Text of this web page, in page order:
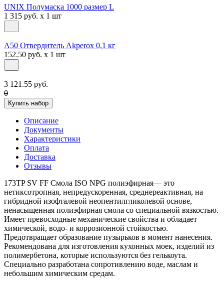
UNIX Полумаска 1000 размер L
1 315 руб. x 1 шт
A50 Отвердитель Akperox 0,1 кг
152.50 руб. x 1 шт
3 121.55 руб.
0
Купить набор
Описание
Документы
Характеристики
Оплата
Доставка
Отзывы
173TP SV FF Смола ISO NPG полиэфирная— это
нетиксотропная, непредускоренная, среднереактивная, на
гибридной изофталевой неопентилгликолевой основе,
ненасыщенная полиэфирная смола со специальной вязкостью.
Имеет превосходные механические свойства и обладает
химической, водо- и коррозионной стойкостью.
Предотвращает образование пузырьков в момент нанесения.
Рекомендована для изготовления кухонных моек, изделий из
полимербетона, которые используются без гелькоута.
Специально разработана сопротивлению воде, маслам и
небольшим химическим средам.